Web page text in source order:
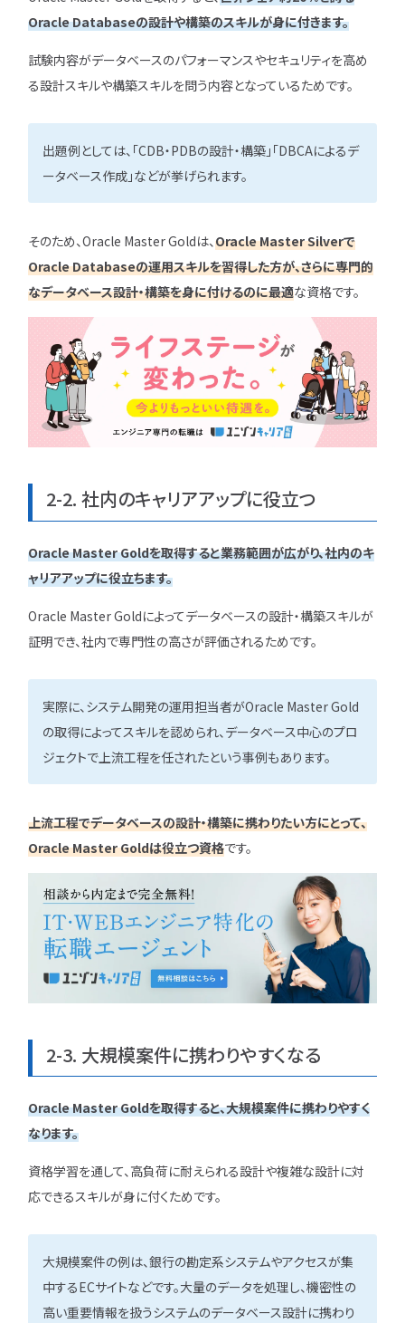
Oracle Databaseの設計や構築のスキルが身に付きます。
試験内容がデータベースのパフォーマンスやセキュリティを高め
る設計スキルや構築スキルを問う内容となっているためです。
出題例としては、「CDB・PDBの設計・構築」「DBCAによるデ
ータベース作成」などが挙げられます。
そのため、Oracle Master Goldは、Oracle Master Silverで
Oracle Databaseの運用スキルを習得した方が、さらに専門的
なデータベース設計・構築を身に付けるのに最適な資格です。
2-2. 社内のキャリアアップに役立つ
Oracle Master Goldを取得すると業務範囲が広がり、社内のキ
ャリアアップに役立ちます。
Oracle Master Goldによってデータベースの設計・構築スキルが
証明でき、社内で専門性の高さが評価されるためです。
実際に、システム開発の運用担当者がOracle Master Gold
の取得によってスキルを認められ、データベース中心のプロ
ジェクトで上流工程を任されたという事例もあります。
上流工程でデータベースの設計・構築に携わりたい方にとって、
Oracle Master Goldは役立つ資格です。
2-3. 大規模案件に携わりやすくなる
Oracle Master Goldを取得すると、大規模案件に携わりやすく
なります。
資格学習を通して、高負荷に耐えられる設計や複雑な設計に対
応できるスキルが身に付くためです。
大規模案件の例は、銀行の勘定系システムやアクセスが集
中するECサイトなどです。大量のデータを処理し、機密性の
高い重要情報を扱うシステムのデータベース設計に携わり